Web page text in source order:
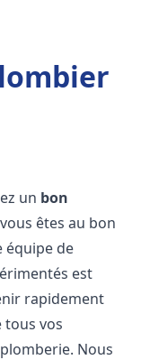
un bon
êtes au bon
équipe de
est
rapidement
vos
Nous